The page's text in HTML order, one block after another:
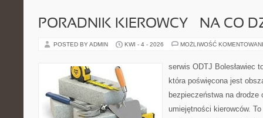
PORADNIK KIEROWCY – NA CO
POSTED BY ADMIN KWI - 4 - 2026 MOŻLIWOŚĆ
serwis ODTJ Bolesławiec
która poświęcona jest
bezpieczeństwa na drodze
umiejętności kierowców.